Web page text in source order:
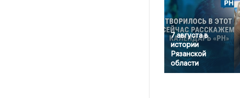
7 августа в
истории
Рязанской
области